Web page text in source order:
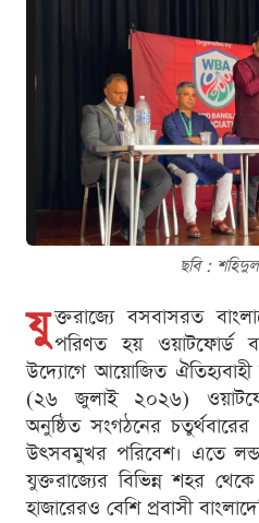
ছবি :
যু ক্তরাজ্যে বসবাসরত
পরিণত হয় ওয়াটফোর্ড
উদ্যোগে আয়োজিত ঐতিহ্যবাহী
(২৬ জুলাই ২০২৬)
অনুষ্ঠিত সংগঠনের
উৎসবমুখর পরিবেশ। এতে
যুক্তরাজ্যের বিভিন্ন শহর
হাজারেরও বেশি প্রবাসী